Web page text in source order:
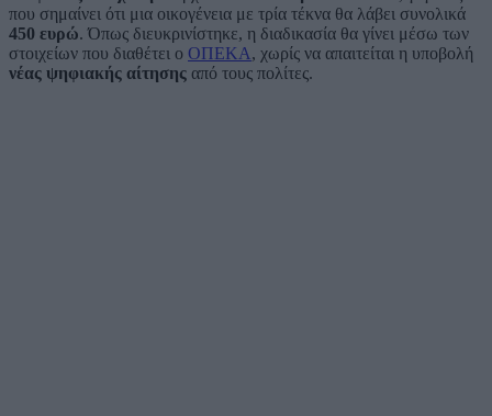
που σημαίνει ότι μια οικογένεια με τρία τέκνα θα λάβει συνολικά
450 ευρώ. Όπως διευκρινίστηκε, η διαδικασία θα γίνει μέσω των
στοιχείων που διαθέτει ο ΟΠΕΚΑ, χωρίς να απαιτείται η υποβολή
νέας ψηφιακής αίτησης από τους πολίτες.